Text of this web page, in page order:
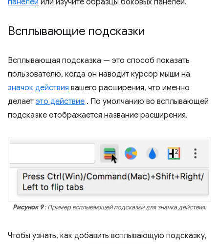
Всплывающие подсказки
Всплывающая подсказка — это способ показать
пользователю, когда он наводит курсор мыши на
значок действия вашего расширения, что именно
делает это действие . По умолчанию во всплывающей
подсказке отображается название расширения.
Рисунок 9: Пример всплывающей подсказки для значка действия.
Чтобы узнать, как добавить всплывающую подсказку,